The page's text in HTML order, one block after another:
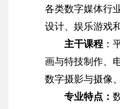
各类数字媒体行
设计、娱乐游戏
主干课程 ：
画与特技制作、
数字摄影与摄像
专业特点：